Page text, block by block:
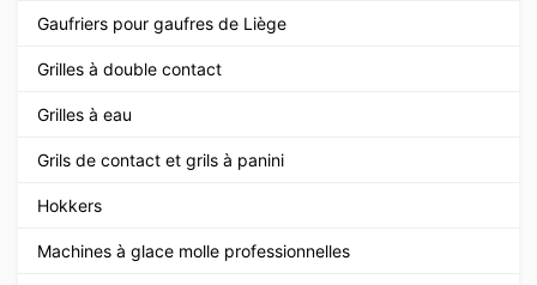
Gaufriers pour gaufres de Liège
Grilles à double contact
Grilles à eau
Grils de contact et grils à panini
Hokkers
Machines à glace molle professionnelles